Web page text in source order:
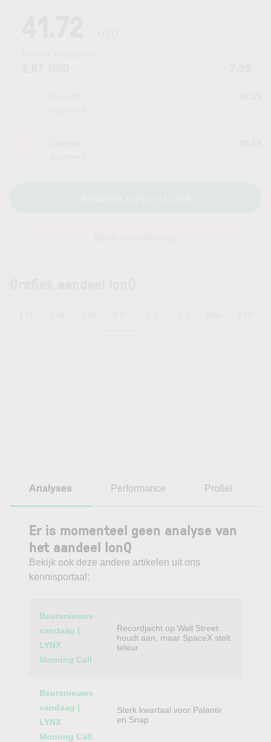
Analyses Performance Profiel
Er is momenteel geen analyse van
het aandeel IonQ
Bekijk ook deze andere artikelen uit ons
kennisportaal:
Category
Beursnieuws
vandaag |
LYNX
Morning Call
Recordjacht op Wall Street
houdt aan, maar SpaceX stelt
teleur
Beursnieuws
vandaag |
LYNX
Morning Call
Sterk kwartaal voor Palantir
en Snap